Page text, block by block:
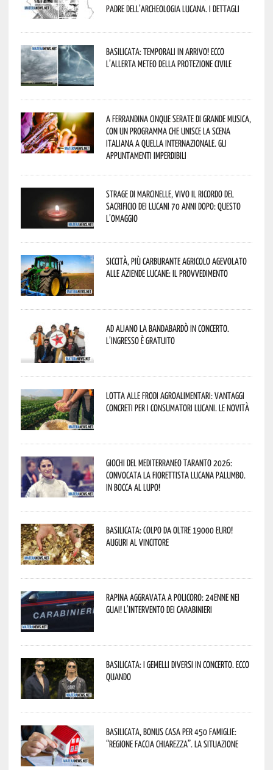
padre dell’archeologia lucana. I dettagli
Basilicata: temporali in arrivo! Ecco
l’allerta meteo della Protezione civile
A Ferrandina cinque serate di grande musica,
con un programma che unisce la scena
italiana a quella internazionale. Gli
appuntamenti imperdibili
Strage di Marcinelle, vivo il ricordo del
sacrificio dei lucani 70 anni dopo: questo
l’omaggio
Siccità, più carburante agricolo agevolato
alle aziende lucane: il provvedimento
Ad Aliano la Bandabardò in concerto.
L’ingresso è gratuito
Lotta alle frodi agroalimentari: vantaggi
concreti per i consumatori lucani. Le novità
Giochi del Mediterraneo Taranto 2026:
convocata la fiorettista lucana Palumbo.
In bocca al lupo!
Basilicata: colpo da oltre 19000 Euro!
Auguri al vincitore
Rapina aggravata a Policoro: 24enne nei
guai! L’intervento dei Carabinieri
Basilicata: i Gemelli DiVersi in concerto. Ecco
quando
Basilicata, Bonus casa per 450 famiglie:
“Regione faccia chiarezza”. La situazione